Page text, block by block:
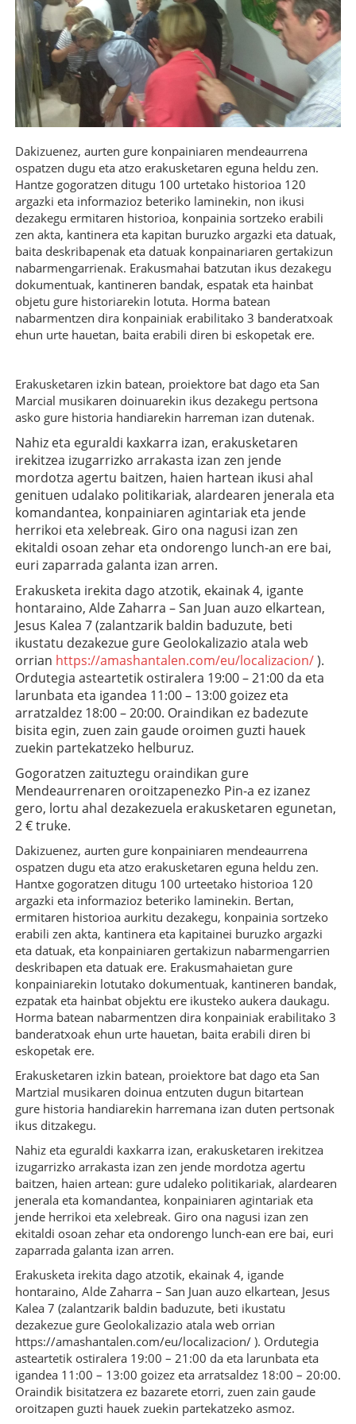
Dakizuenez, aurten gure konpainiaren mendeaurrena
ospatzen dugu eta atzo erakusketaren eguna heldu zen.
Hantze gogoratzen ditugu 100 urtetako historioa 120
argazki eta informazioz beteriko laminekin, non ikusi
dezakegu ermitaren historioa, konpainia sortzeko erabili
zen akta, kantinera eta kapitan buruzko argazki eta datuak,
baita deskribapenak eta datuak konpainariaren gertakizun
nabarmengarrienak. Erakusmahai batzutan ikus dezakegu
dokumentuak, kantineren bandak, espatak eta hainbat
objetu gure historiarekin lotuta. Horma batean
nabarmentzen dira konpainiak erabilitako 3 banderatxoak
ehun urte hauetan, baita erabili diren bi eskopetak ere.
Erakusketaren izkin batean, proiektore bat dago eta San
Marcial musikaren doinuarekin ikus dezakegu pertsona
asko gure historia handiarekin harreman izan dutenak.
Nahiz eta eguraldi kaxkarra izan, erakusketaren
irekitzea izugarrizko arrakasta izan zen jende
mordotza agertu baitzen, haien hartean ikusi ahal
genituen udalako politikariak, alardearen jenerala eta
komandantea, konpainiaren agintariak eta jende
herrikoi eta xelebreak. Giro ona nagusi izan zen
ekitaldi osoan zehar eta ondorengo lunch-an ere bai,
euri zaparrada galanta izan arren.
Erakusketa irekita dago atzotik, ekainak 4, igante
hontaraino, Alde Zaharra – San Juan auzo elkartean,
Jesus Kalea 7 (zalantzarik baldin baduzute, beti
ikustatu dezakezue gure Geolokalizazio atala web
orrian https://amashantalen.com/eu/localizacion/).
Ordutegia asteartetik ostiralera 19:00 – 21:00 da eta
larunbata eta igandea 11:00 – 13:00 goizez eta
arratzaldez 18:00 – 20:00. Oraindikan ez badezute
bisita egin, zuen zain gaude oroimen guzti hauek
zuekin partekatzeko helburuz.
Gogoratzen zaituztegu oraindikan gure
Mendeaurrenaren oroitzapenezko Pin-a ez izanez
gero, lortu ahal dezakezuela erakusketaren egunetan,
2 € truke.
Dakizuenez, aurten gure konpainiaren mendeaurrena
ospatzen dugu eta atzo erakusketaren eguna heldu zen.
Hantxe gogoratzen ditugu 100 urteetako historioa 120
argazki eta informazioz beteriko laminekin. Bertan,
ermitaren historioa aurkitu dezakegu, konpainia sortzeko
erabili zen akta, kantinera eta kapitainei buruzko argazki
eta datuak, eta konpainiaren gertakizun nabarmengarrien
deskribapen eta datuak ere. Erakusmahaietan gure
konpainiarekin lotutako dokumentuak, kantineren bandak,
ezpatak eta hainbat objektu ere ikusteko aukera daukagu.
Horma batean nabarmentzen dira konpainiak erabilitako 3
banderatxoak ehun urte hauetan, baita erabili diren bi
eskopetak ere.
Erakusketaren izkin batean, proiektore bat dago eta San
Martzial musikaren doinua entzuten dugun bitartean
gure historia handiarekin harremana izan duten pertsonak
ikus ditzakegu.
Nahiz eta eguraldi kaxkarra izan, erakusketaren irekitzea
izugarrizko arrakasta izan zen jende mordotza agertu
baitzen, haien artean: gure udaleko politikariak, alardearen
jenerala eta komandantea, konpainiaren agintariak eta
jende herrikoi eta xelebreak. Giro ona nagusi izan zen
ekitaldi osoan zehar eta ondorengo lunch-ean ere bai, euri
zaparrada galanta izan arren.
Erakusketa irekita dago atzotik, ekainak 4, igande
hontaraino, Alde Zaharra – San Juan auzo elkartean, Jesus
Kalea 7 (zalantzarik baldin baduzute, beti ikustatu
dezakezue gure Geolokalizazio atala web orrian
https://amashantalen.com/eu/localizacion/ ). Ordutegia
asteartetik ostiralera 19:00 – 21:00 da eta larunbata eta
igandea 11:00 – 13:00 goizez eta arratsaldez 18:00 – 20:00.
Oraindik bisitatzera ez bazarete etorri, zuen zain gaude
oroitzapen guzti hauek zuekin partekatzeko asmoz.